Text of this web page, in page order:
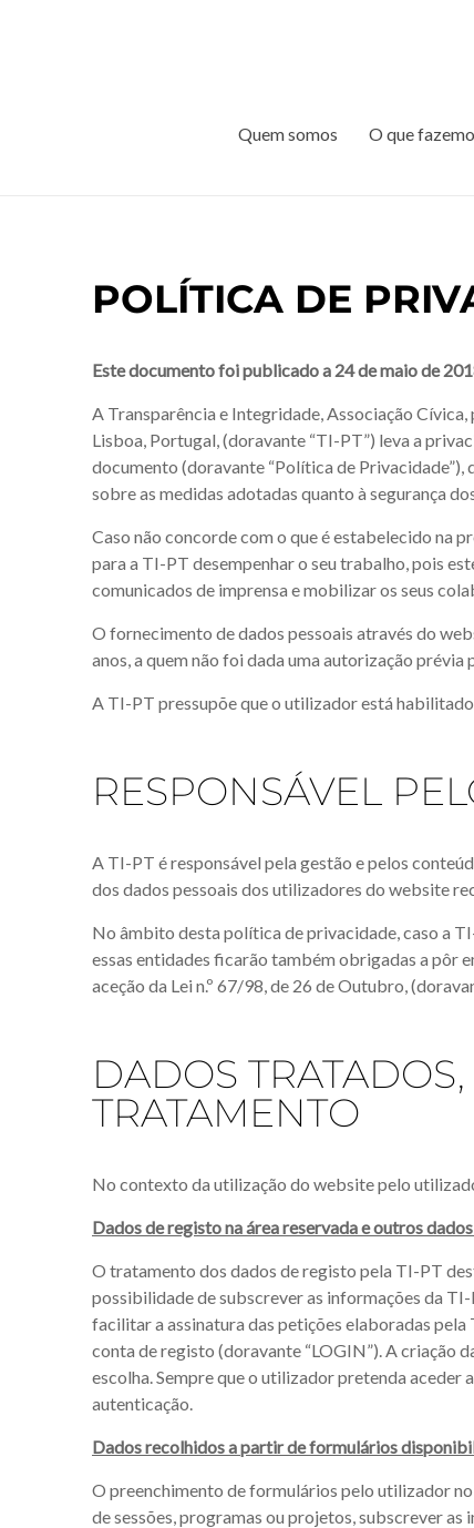
Quem somos O que
POLÍTICA DE
Este documento foi publicado a 24 de maio de
A Transparência e Integridade, Associação
Lisboa, Portugal, (doravante “TI-PT”) leva a
documento (doravante “Política de
sobre as medidas adotadas quanto à segurança
Caso não concorde com o que é estabelecido na
para a TI-PT desempenhar o seu trabalho, pois
comunicados de imprensa e mobilizar os seus
O fornecimento de dados pessoais através do
anos, a quem não foi dada uma autorização
A TI-PT pressupõe que o utilizador está
RESPONSÁVEL
A TI-PT é responsável pela gestão e pelos
dos dados pessoais dos utilizadores do website
No âmbito desta política de privacidade, caso a
essas entidades ficarão também obrigadas a pôr
aceção da Lei n.º 67/98, de 26 de Outubro,
DADOS
TRATAMENTO
No contexto da utilização do website pelo
Dados de registo na área reservada e outros
O tratamento dos dados de registo pela TI-PT
possibilidade de subscrever as informações da
facilitar a assinatura das petições elaboradas pela
conta de registo (doravante “LOGIN”). A criação
escolha. Sempre que o utilizador pretenda
autenticação.
Dados recolhidos a partir de formulários
O preenchimento de formulários pelo utilizador
de sessões, programas ou projetos, subscrever